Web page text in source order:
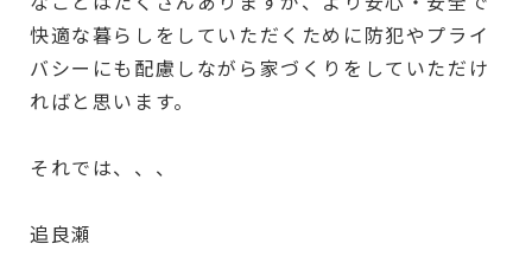
快適な暮らしをしていただくために防犯やプライ
バシーにも配慮しながら家づくりをしていただけ
ればと思います。
それでは、、、
追良瀬